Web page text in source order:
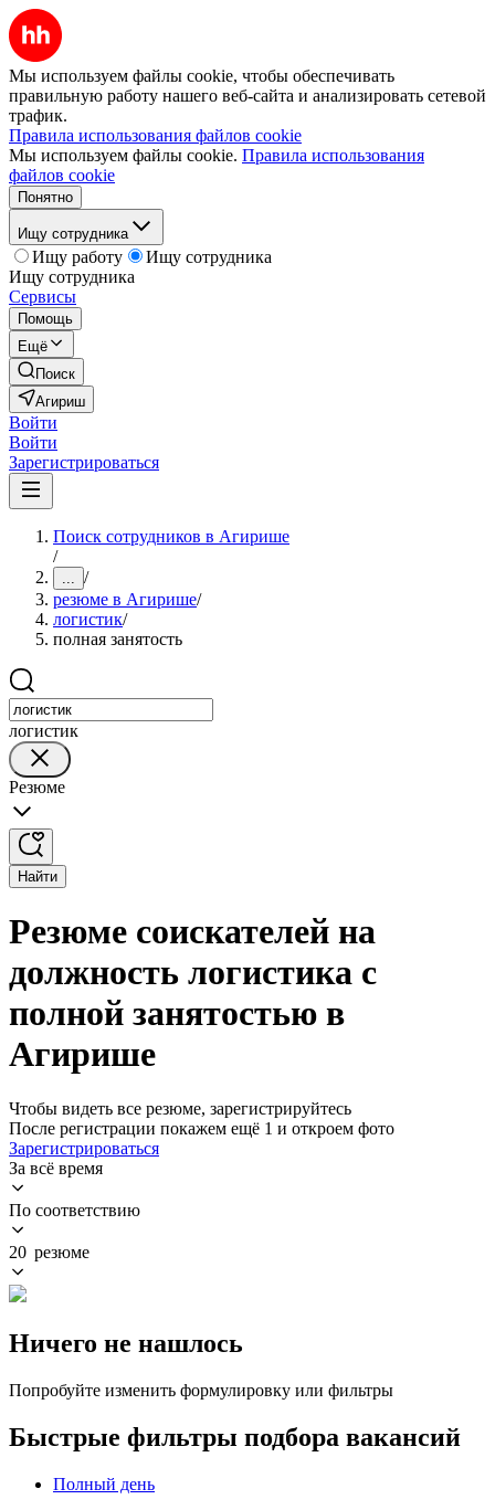
Мы используем файлы cookie, чтобы обеспечивать
правильную работу нашего веб-сайта и анализировать сетевой
трафик.
Правила использования файлов cookie
Мы используем файлы cookie. Правила использования
файлов cookie
Понятно
Ищу сотрудника
Ищу работу
Ищу сотрудника
Ищу сотрудника
Сервисы
Помощь
Ещё
Поиск
Агириш
Войти
Войти
Зарегистрироваться
Поиск сотрудников в Агирише
/
... /
резюме в Агирише/
логистик/
полная занятость
логистик
Резюме
Найти
Резюме соискателей на
должность логистика с
полной занятостью в
Агирише
Чтобы видеть все резюме, зарегистрируйтесь
После регистрации покажем ещё 1 и откроем фото
Зарегистрироваться
За всё время
По соответствию
20 резюме
Ничего не нашлось
Попробуйте изменить формулировку или фильтры
Быстрые фильтры подбора вакансий
Полный день